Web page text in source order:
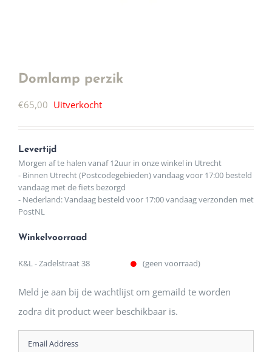
Domlamp perzik
€65,00 Uitverkocht
Levertijd
Morgen af te halen vanaf 12uur in onze winkel in Utrecht
- Binnen Utrecht (Postcodegebieden) vandaag voor 17:00 besteld
vandaag met de fiets bezorgd
- Nederland: Vandaag besteld voor 17:00 vandaag verzonden met
PostNL
Winkelvoorraad
K&L - Zadelstraat 38 (geen voorraad)
Meld je aan bij de wachtlijst om gemaild te worden
zodra dit product weer beschikbaar is.
Enter